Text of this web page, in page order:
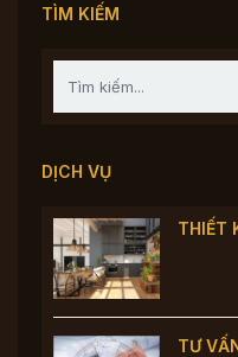
TÌM KIẾM
DỊCH VỤ
THIẾT
TƯ